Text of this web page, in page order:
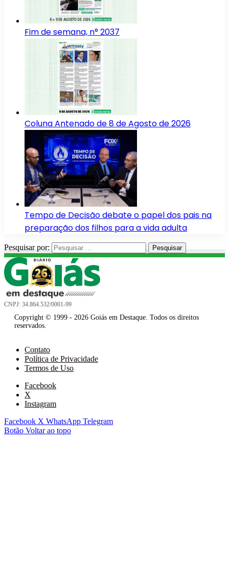
Fim de semana, n° 2037
Coluna Antenado de 8 de Agosto de 2026
Tempo de Decisão debate o papel dos pais na
preparação dos filhos para a vida adulta
Pesquisar por:
CNPJ: 34.864.532/0001-99
Copyright © 1999 - 2026 Goiás em Destaque. Todos os direitos
reservados.
Contato
Política de Privacidade
Termos de Uso
Facebook
X
Instagram
Facebook X WhatsApp Telegram
Botão Voltar ao topo